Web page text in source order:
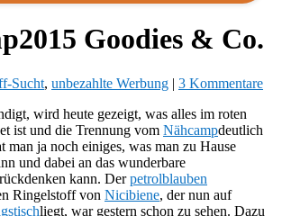
Goodies & Co.
Sucht, unbezahlte Werbung | 3 Kommentare
wird heute gezeigt, was alles im roten
ist und die Trennung vom Nähcampdeutlich
man ja noch einiges, was man zu Hause
und dabei an das wunderbare
kann. Derpetrolblauben
Ringelstoff von Nicibiene, der nun auf
liegt, war gestern schon zu sehen. Dazu